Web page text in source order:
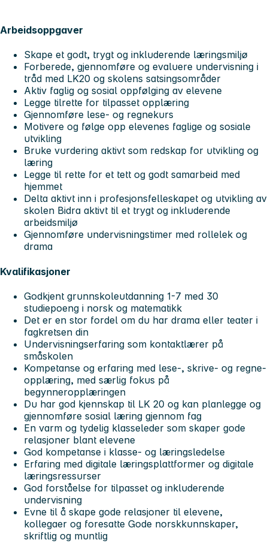
Arbeidsoppgaver
Skape et godt, trygt og inkluderende læringsmiljø
Forberede, gjennomføre og evaluere undervisning i
tråd med LK20 og skolens satsingsområder
Aktiv faglig og sosial oppfølging av elevene
Legge tilrette for tilpasset opplæring
Gjennomføre lese- og regnekurs
Motivere og følge opp elevenes faglige og sosiale
utvikling
Bruke vurdering aktivt som redskap for utvikling og
læring
Legge til rette for et tett og godt samarbeid med
hjemmet
Delta aktivt inn i profesjonsfelleskapet og utvikling av
skolen Bidra aktivt til et trygt og inkluderende
arbeidsmiljø
Gjennomføre undervisningstimer med rollelek og
drama
Kvalifikasjoner
Godkjent grunnskoleutdanning 1-7 med 30
studiepoeng i norsk og matematikk
Det er en stor fordel om du har drama eller teater i
fagkretsen din
Undervisningserfaring som kontaktlærer på
småskolen
Kompetanse og erfaring med lese-, skrive- og regne-
opplæring, med særlig fokus på
begynneropplæringen
Du har god kjennskap til LK 20 og kan planlegge og
gjennomføre sosial læring gjennom fag
En varm og tydelig klasseleder som skaper gode
relasjoner blant elevene
God kompetanse i klasse- og læringsledelse
Erfaring med digitale læringsplattformer og digitale
læringsressurser
God forståelse for tilpasset og inkluderende
undervisning
Evne til å skape gode relasjoner til elevene,
kollegaer og foresatte Gode norskkunnskaper,
skriftlig og muntlig